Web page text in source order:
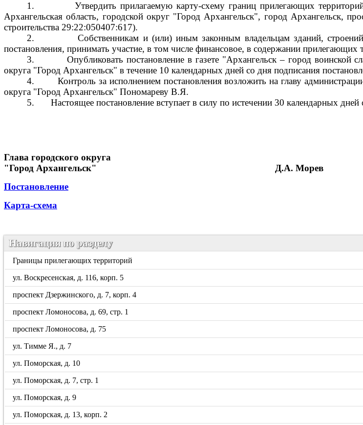
1.
Утвердить прилагаемую карту-схему границ прилегающих
Архангельская область, городской округ "Город Архангельск", город Архангельск,
строительства 29:22:050407:617).
2.
Собственникам и (или) иным законным владельцам зданий,
постановления, принимать участие, в том числе финансовое, в содержании прилегающих
3.
Опубликовать постановление в газете "Архангельск – город
округа "Город Архангельск" в течение 10 календарных дней со дня подписания
4.
Контроль за исполнением постановления возложить на главу
округа "Город Архангельск" Пономареву В.Я.
5.
Настоящее постановление вступает в силу по истечении 30 календарных дней
Глава городского округа
"Город Архангельск"
Д.А. Морев
Постановление
Карта-схема
Навигация по разделу
Границы прилегающих территорий
ул. Воскресенская, д. 116, корп. 5
проспект Дзержинского, д. 7, корп. 4
проспект Ломоносова, д. 69, стр. 1
проспект Ломоносова, д. 75
ул. Тимме Я., д. 7
ул. Поморская, д. 10
ул. Поморская, д. 7, стр. 1
ул. Поморская, д. 9
ул. Поморская, д. 13, корп. 2